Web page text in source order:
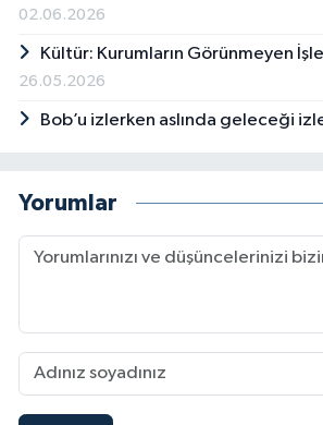
02.06.2026
Kültür: Kurumların Görünmeyen
26.05.2026
Bob’u izlerken aslında geleceği
Yorumlar